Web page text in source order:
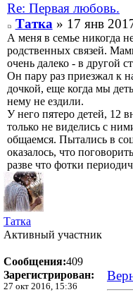
Re: Первая любовь.
Татка» 17 янв
А меня в семье никогда
родственных связей.
очень далеко - в другой
Он пару раз приезжал к
дочкой, еще когда мы
нему не ездили.
У него пятеро детей, 12
только не виделись с
общаемся. Пытались в
оказалось, что
разве что фотки
Татка
Активный участник
Сообщения:409
Зарегистрирован:
27 окт 2016, 15:36